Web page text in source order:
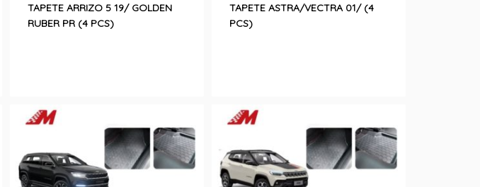
TAPETE ARRIZO 5 19/ GOLDEN
RUBER PR (4 PCS)
TAPETE ASTRA/VECTRA 01/ (4
PCS)